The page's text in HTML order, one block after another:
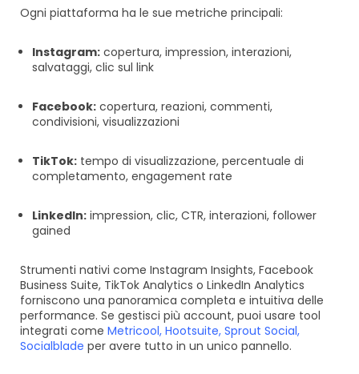
Ogni piattaforma ha le sue metriche principali:
Instagram: copertura, impression, interazioni,
salvataggi, clic sul link
Facebook: copertura, reazioni, commenti,
condivisioni, visualizzazioni
TikTok: tempo di visualizzazione, percentuale di
completamento, engagement rate
LinkedIn: impression, clic, CTR, interazioni, follower
gained
Strumenti nativi come Instagram Insights, Facebook
Business Suite, TikTok Analytics o LinkedIn Analytics
forniscono una panoramica completa e intuitiva delle
performance. Se gestisci più account, puoi usare tool
integrati come Metricool, Hootsuite, Sprout Social,
Socialblade per avere tutto in un unico pannello.